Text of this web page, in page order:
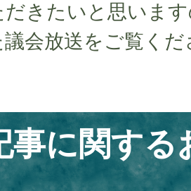
きたいと思いま
議会放送をご覧くだ
事に関する